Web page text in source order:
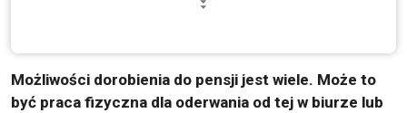
Możliwości dorobienia do pensji jest wiele. Może to
być praca fizyczna dla oderwania od tej w biurze lub